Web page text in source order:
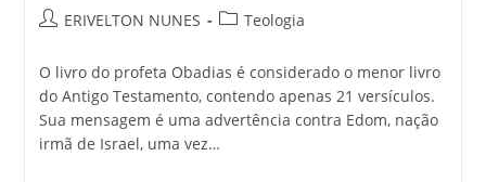
ERIVELTON NUNES Teologia
O livro do profeta Obadias é considerado o menor livro
do Antigo Testamento, contendo apenas 21 versículos.
Sua mensagem é uma advertência contra Edom, nação
irmã de Israel, uma vez…